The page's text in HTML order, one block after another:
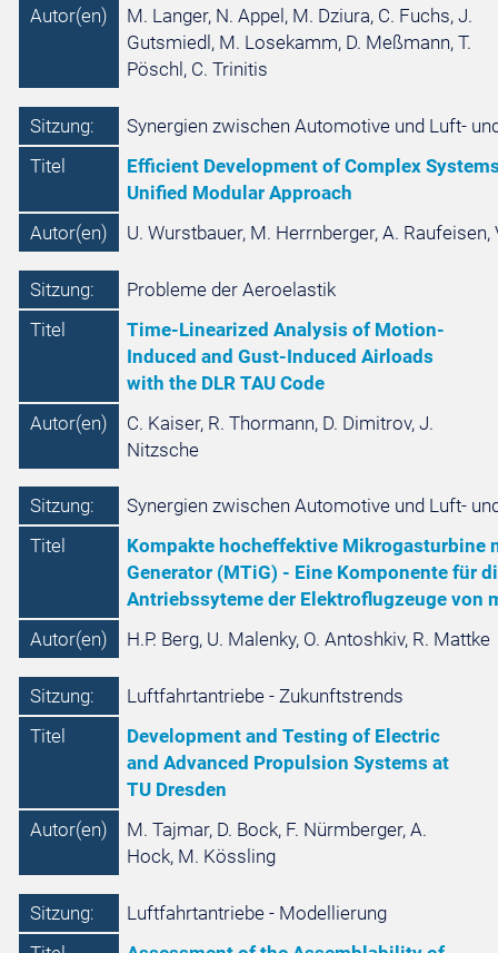
Autor(en)
M. Langer, N. Appel, M. Dziura, C. Fuchs, J.
Gutsmiedl, M. Losekamm, D. Meßmann, T.
Pöschl, C. Trinitis
Sitzung:
Synergien zwischen Automotive und Luft-
Titel
Efficient Development of Complex
Unified Modular Approach
Autor(en)
U. Wurstbauer, M. Herrnberger, A. Raufeisen,
Sitzung:
Probleme der Aeroelastik
Titel
Time-Linearized Analysis of Motion-
Induced and Gust-Induced Airloads
with the DLR TAU Code
Autor(en)
C. Kaiser, R. Thormann, D. Dimitrov, J.
Nitzsche
Sitzung:
Synergien zwischen Automotive und Luft-
Titel
Kompakte hocheffektive Mikrogasturbine
Generator (MTiG) - Eine Komponente für
Antriebssyteme der Elektroflugzeuge von
Autor(en)
H.P. Berg, U. Malenky, O. Antoshkiv, R. Mattke
Sitzung:
Luftfahrtantriebe - Zukunftstrends
Titel
Development and Testing of Electric
and Advanced Propulsion Systems at
TU Dresden
Autor(en)
M. Tajmar, D. Bock, F. Nürmberger, A.
Hock, M. Kössling
Sitzung:
Luftfahrtantriebe - Modellierung